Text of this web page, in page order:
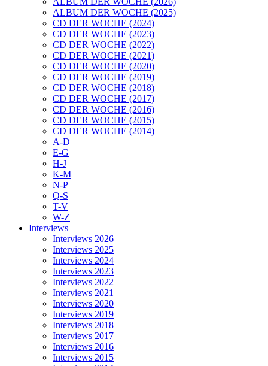
ALBUM DER WOCHE (2025)
CD DER WOCHE (2024)
CD DER WOCHE (2023)
CD DER WOCHE (2022)
CD DER WOCHE (2021)
CD DER WOCHE (2020)
CD DER WOCHE (2019)
CD DER WOCHE (2018)
CD DER WOCHE (2017)
CD DER WOCHE (2016)
CD DER WOCHE (2015)
CD DER WOCHE (2014)
A-D
E-G
H-J
K-M
N-P
Q-S
T-V
W-Z
Interviews
Interviews 2026
Interviews 2025
Interviews 2024
Interviews 2023
Interviews 2022
Interviews 2021
Interviews 2020
Interviews 2019
Interviews 2018
Interviews 2017
Interviews 2016
Interviews 2015